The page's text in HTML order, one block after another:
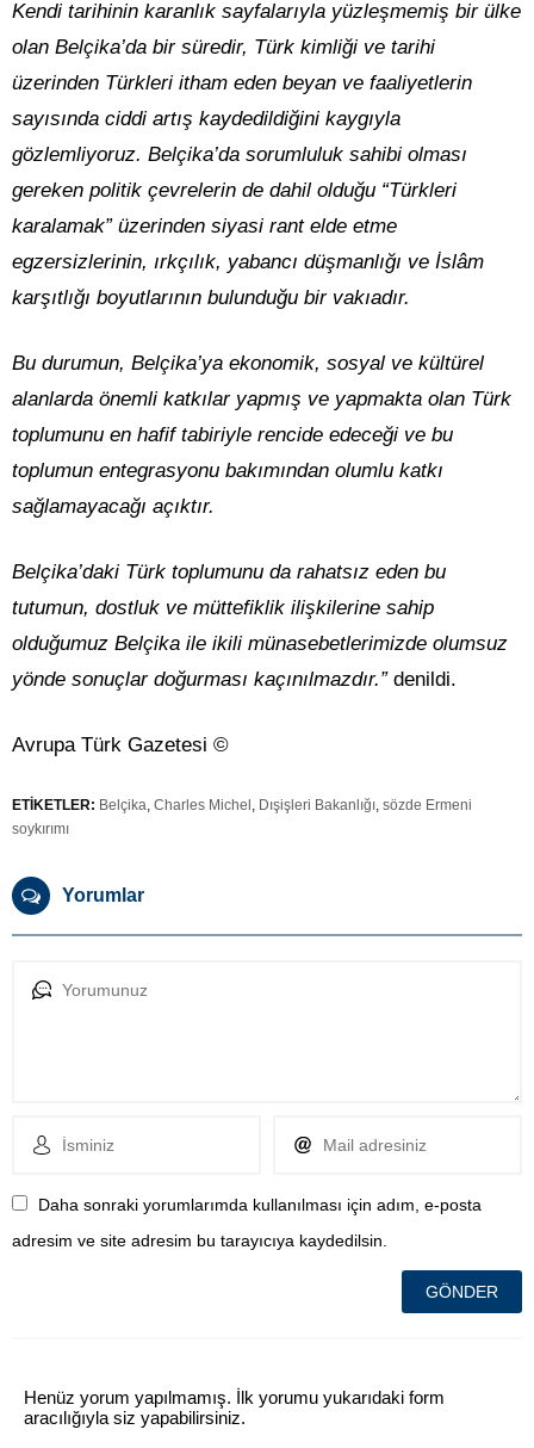
Kendi tarihinin karanlık sayfalarıyla yüzleşmemiş bir ülke
olan Belçika’da bir süredir, Türk kimliği ve tarihi
üzerinden Türkleri itham eden beyan ve faaliyetlerin
sayısında ciddi artış kaydedildiğini kaygıyla
gözlemliyoruz. Belçika’da sorumluluk sahibi olması
gereken politik çevrelerin de dahil olduğu “Türkleri
karalamak” üzerinden siyasi rant elde etme
egzersizlerinin, ırkçılık, yabancı düşmanlığı ve İslâm
karşıtlığı boyutlarının bulunduğu bir vakıadır.
Bu durumun, Belçika’ya ekonomik, sosyal ve kültürel
alanlarda önemli katkılar yapmış ve yapmakta olan Türk
toplumunu en hafif tabiriyle rencide edeceği ve bu
toplumun entegrasyonu bakımından olumlu katkı
sağlamayacağı açıktır.
Belçika’daki Türk toplumunu da rahatsız eden bu
tutumun, dostluk ve müttefiklik ilişkilerine sahip
olduğumuz Belçika ile ikili münasebetlerimizde olumsuz
yönde sonuçlar doğurması kaçınılmazdır.”denildi.
Avrupa Türk Gazetesi ©
ETİKETLER: Belçika, Charles Michel , Dışişleri Bakanlığı, sözde Ermeni
soykırımı
Yorumlar
Daha sonraki yorumlarımda kullanılması için adım, e-posta
adresim ve site adresim bu tarayıcıya kaydedilsin.
Henüz yorum yapılmamış. İlk yorumu yukarıdaki form
aracılığıyla siz yapabilirsiniz.